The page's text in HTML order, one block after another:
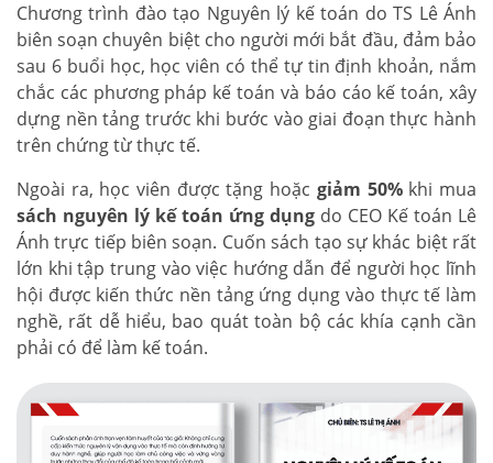
Chương trình đào tạo Nguyên lý kế toán do TS Lê Ánh
biên soạn chuyên biệt cho người mới bắt đầu, đảm bảo
sau 6 buổi học, học viên có thể tự tin định khoản, nắm
chắc các phương pháp kế toán và báo cáo kế toán, xây
dựng nền tảng trước khi bước vào giai đoạn thực hành
trên chứng từ thực tế.
Ngoài ra, học viên được tặng hoặc giảm 50%khi mua
sách nguyên lý kế toán ứng dụng do CEO Kế toán Lê
Ánh trực tiếp biên soạn. Cuốn sách tạo sự khác biệt rất
lớn khi tập trung vào việc hướng dẫn để người học lĩnh
hội được kiến thức nền tảng ứng dụng vào thực tế làm
nghề, rất dễ hiểu, bao quát toàn bộ các khía cạnh cần
phải có để làm kế toán.